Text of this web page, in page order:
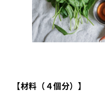
【材料（ ４個分）】